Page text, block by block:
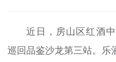
文明培育
未成年人思想道德建设
近日，房山区红酒
巡回品鉴沙龙第三站。乐